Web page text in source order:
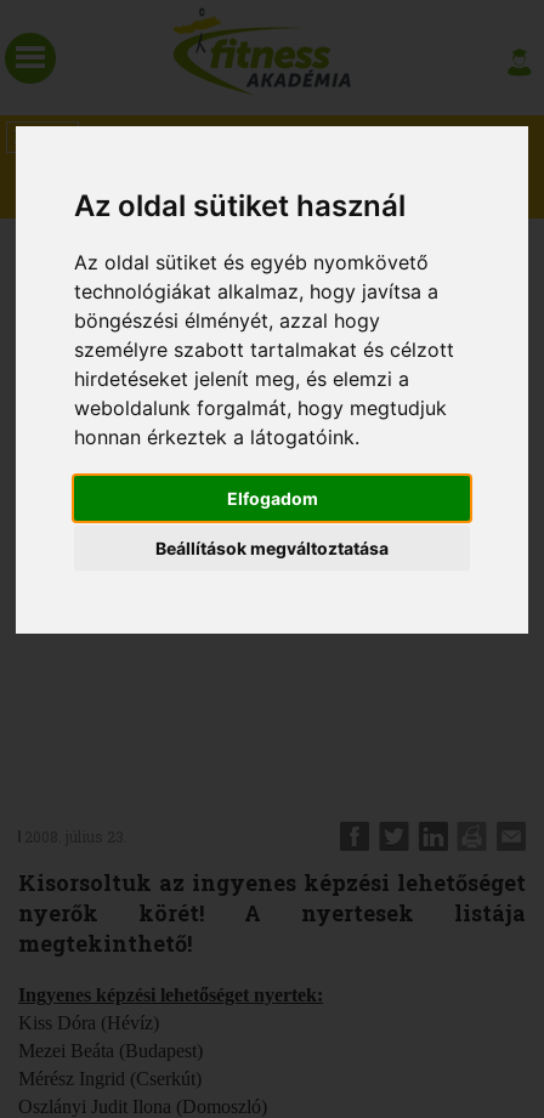
Az oldal sütiket használ
Az oldal sütiket és egyéb nyomkövető
technológiákat alkalmaz, hogy javítsa a
böngészési élményét, azzal hogy
személyre szabott tartalmakat és célzott
hirdetéseket jelenít meg, és elemzi a
weboldalunk forgalmát, hogy megtudjuk
honnan érkeztek a látogatóink.
Elfogadom
Beállítások megváltoztatása
HÍREK
A JÁTÉK NYERTESEI II.
Kisorsoltuk az ingyenes képzési lehetőséget
nyerők körét! A nyertesek listája
megtekinthető!
Ingyenes képzési lehetőséget nyertek:
Kiss Dóra (Hévíz)
Mezei Beáta (Budapest)
Mérész Ingrid (Cserkút)
Oszlányi Judit Ilona (Domoszló)